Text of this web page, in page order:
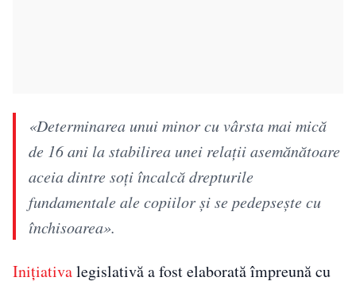
«Determinarea unui minor cu vârsta mai mică
de 16 ani la stabilirea unei relaţii asemănătoare
aceia dintre soţi încalcă drepturile
fundamentale ale copiilor şi se pedepseşte cu
închisoarea».
Inițiativalegislativă a fost elaborată împreună cu